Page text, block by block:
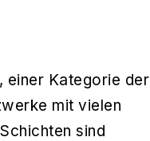
einer Kategorie der
mit vielen
sind